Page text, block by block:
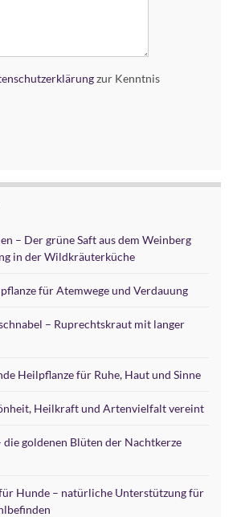
zur Kenntnis
– Der grüne Saft aus dem Weinberg
in der Wildkräuterküche
für Atemwege und Verdauung
– Ruprechtskraut mit langer
Heilpflanze für Ruhe, Haut und Sinne
Heilkraft und Artenvielfalt vereint
goldenen Blüten der Nachtkerze
Hunde – natürliche Unterstützung für